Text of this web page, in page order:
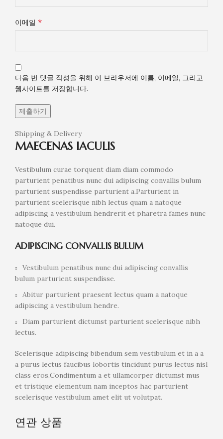
이메일 *
다음 번 댓글 작성을 위해 이 브라우저에 이름, 이메일, 그리고
웹사이트를 저장합니다.
Shipping & Delivery
MAECENAS IACULIS
Vestibulum curae torquent diam diam commodo
parturient penatibus nunc dui adipiscing convallis bulum
parturient suspendisse parturient a.Parturient in
parturient scelerisque nibh lectus quam a natoque
adipiscing a vestibulum hendrerit et pharetra fames nunc
natoque dui.
ADIPISCING CONVALLIS BULUM
Vestibulum penatibus nunc dui adipiscing convallis
bulum parturient suspendisse.
Abitur parturient praesent lectus quam a natoque
adipiscing a vestibulum hendre.
Diam parturient dictumst parturient scelerisque nibh
lectus.
Scelerisque adipiscing bibendum sem vestibulum et in a a
a purus lectus faucibus lobortis tincidunt purus lectus nisl
class eros.Condimentum a et ullamcorper dictumst mus
et tristique elementum nam inceptos hac parturient
scelerisque vestibulum amet elit ut volutpat.
연관 상품